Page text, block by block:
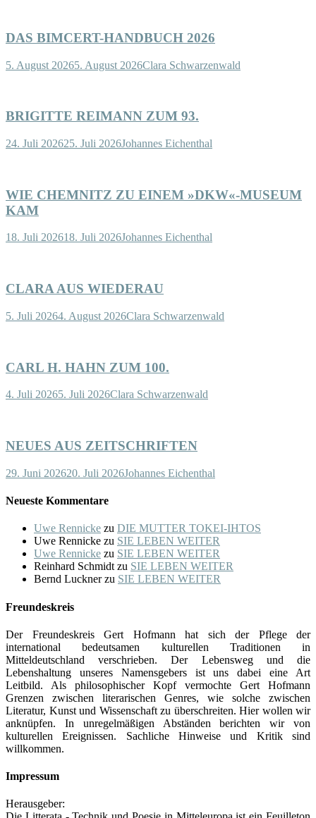
DAS BIMCERT-HANDBUCH 2026
5. August 20265. August 2026Clara Schwarzenwald
BRIGITTE REIMANN ZUM 93.
24. Juli 202625. Juli 2026Johannes Eichenthal
WIE CHEMNITZ ZU EINEM »DKW«-MUSEUM
KAM
18. Juli 202618. Juli 2026Johannes Eichenthal
CLARA AUS WIEDERAU
5. Juli 20264. August 2026Clara Schwarzenwald
CARL H. HAHN ZUM 100.
4. Juli 20265. Juli 2026Clara Schwarzenwald
NEUES AUS ZEITSCHRIFTEN
29. Juni 202620. Juli 2026Johannes Eichenthal
Neueste Kommentare
Uwe Rennicke zu DIE MUTTER TOKEI-IHTOS
Uwe Rennicke zu SIE LEBEN WEITER
Uwe Rennicke zu SIE LEBEN WEITER
Reinhard Schmidt zu SIE LEBEN WEITER
Bernd Lucknerzu SIE LEBEN WEITER
Freundeskreis
Der Freundeskreis Gert Hofmann hat sich der Pflege der
international bedeutsamen kulturellen Traditionen in
Mitteldeutschland verschrieben. Der Lebensweg und die
Lebenshaltung unseres Namensgebers ist uns dabei eine Art
Leitbild. Als philosophischer Kopf vermochte Gert Hofmann
Grenzen zwischen literarischen Genres, wie solche zwischen
Literatur, Kunst und Wissenschaft zu überschreiten. Hier wollen wir
anknüpfen. In unregelmäßigen Abständen berichten wir von
kulturellen Ereignissen. Sachliche Hinweise und Kritik sind
willkommen.
Impressum
Herausgeber: